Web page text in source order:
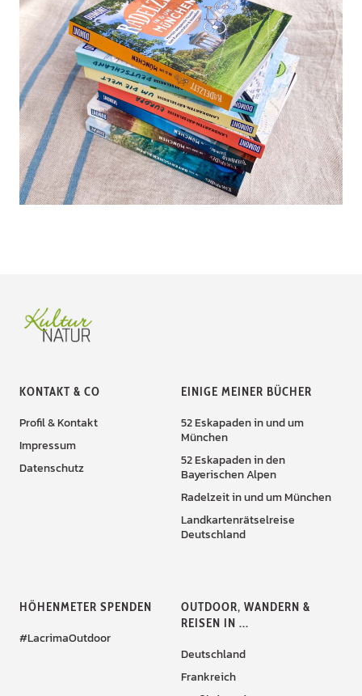
KONTAKT & CO
Profil & Kontakt
Impressum
Datenschutz
EINIGE MEINER BÜCHER
52 Eskapaden in und um
München
52 Eskapaden in den
Bayerischen Alpen
Radelzeit in und um München
Landkartenrätselreise
Deutschland
HÖHENMETER SPENDEN
#LacrimaOutdoor
OUTDOOR, WANDERN &
REISEN IN ...
Deutschland
Frankreich